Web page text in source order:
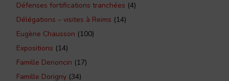
Défenses fortifications tranchées (4)
Délégations – visites à Reims (14)
Eugène Chausson (100)
Expositions (14)
Famille Denoncin (17)
Famille Dorigny (34)